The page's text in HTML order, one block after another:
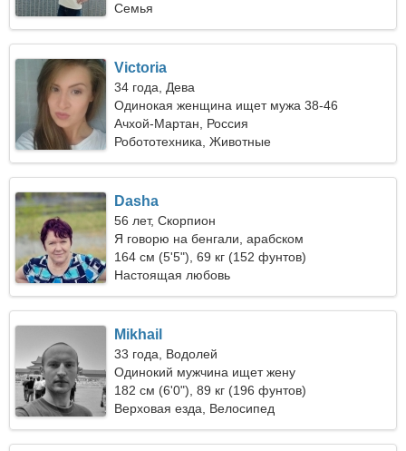
Семья
Victoria
34 года, Дева
Одинокая женщина ищет мужа 38-46
Ачхой-Мартан, Россия
Робототехника, Животные
Dasha
56 лет, Скорпион
Я говорю на бенгали, арабском
164 см (5'5"), 69 кг (152 фунтов)
Настоящая любовь
Mikhail
33 года, Водолей
Одинокий мужчина ищет жену
182 см (6'0"), 89 кг (196 фунтов)
Верховая езда, Велосипед